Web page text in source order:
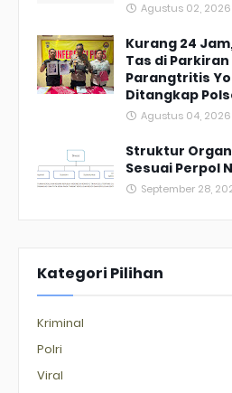
Agustus 02, 2026
Kurang 24
Tas di
Parangtritis
Ditangkap
Agustus 04, 2026
Struktur
Sesuai Perpol
September 28,
Kategori Pilihan
Kriminal
Polri
Viral